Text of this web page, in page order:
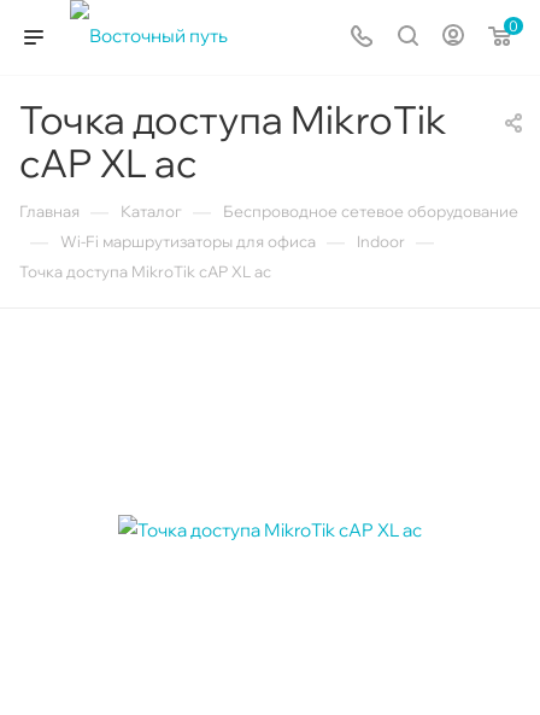
0
Точка доступа MikroTik
cAP XL ac
Главная Каталог Беспроводное сетевое оборудование
Wi-Fi маршрутизаторы для офиса Indoor
Точка доступа MikroTik cAP XL ac